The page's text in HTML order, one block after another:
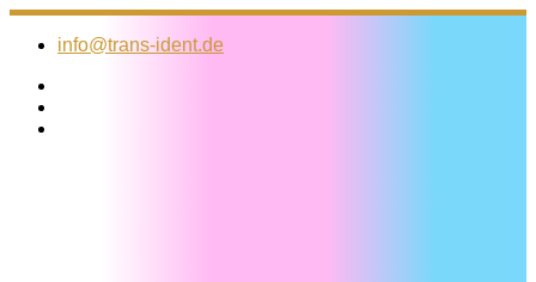
Zum
Inhalt
info@trans-ident.de